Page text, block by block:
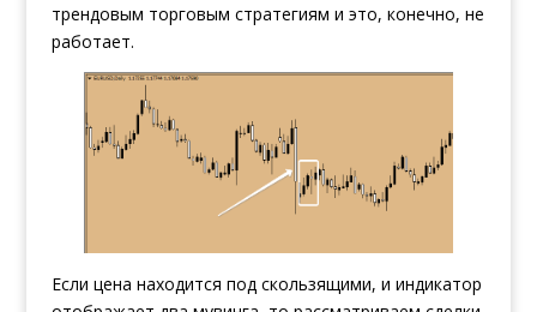
трендовым торговым стратегиям и это, конечно, не
работает.
Если цена находится под скользящими, и индикатор